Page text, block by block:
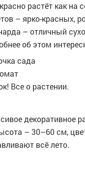
растёт как на
– ярко-красных,
– отличный
об этом
сада
Все о растении.
– 30–60 см,
всё лето.